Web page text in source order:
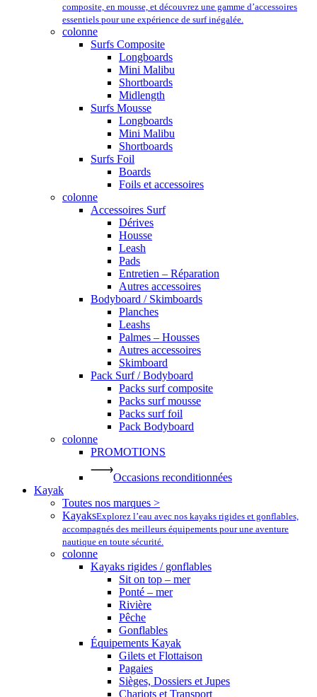
composite, en mousse, et découvrez une gamme d’accessoires
essentiels pour une expérience de surf inégalée.
colonne
Surfs Composite
Longboards
Mini Malibu
Shortboards
Midlength
Surfs Mousse
Longboards
Mini Malibu
Shortboards
Surfs Foil
Boards
Foils et accessoires
colonne
Accessoires Surf
Dérives
Housse
Leash
Pads
Entretien – Réparation
Autres accessoires
Bodyboard / Skimboards
Planches
Leashs
Palmes – Housses
Autres accessoires
Skimboard
Pack Surf / Bodyboard
Packs surf composite
Packs surf mousse
Packs surf foil
Pack Bodyboard
colonne
PROMOTIONS
Occasions reconditionnées
Kayak
Toutes nos marques >
KayaksExplorez l’eau avec nos kayaks rigides et gonflables,
accompagnés des meilleurs équipements pour une aventure
nautique en toute sécurité.
colonne
Kayaks rigides / gonflables
Sit on top – mer
Ponté – mer
Rivière
Pêche
Gonflables
Équipements Kayak
Gilets et Flottaison
Pagaies
Sièges, Dossiers et Jupes
Chariots et Transport